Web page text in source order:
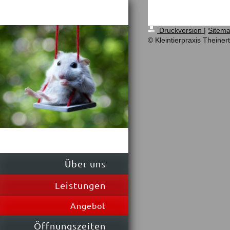
Über uns
Leistungen
Angebot
Öffnungszeiten
Druckversion |
© Kleintierpraxis Theinert